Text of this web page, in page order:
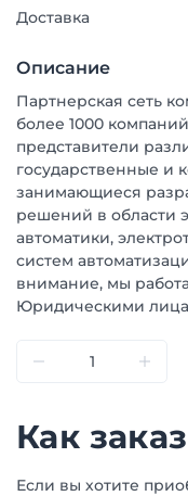
Доставка
Описание
Партнерская сеть
более 1000
представители
государственные и
занимающиеся
решений в области
автоматики,
систем
внимание, мы
Юридическими
Как
Если вы хотите